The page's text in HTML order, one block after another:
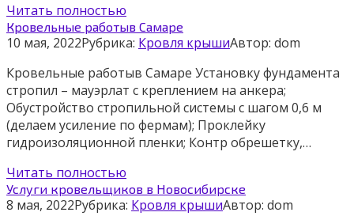
Читать полностью
Кровельные работыв Самаре
10 мая, 2022Рубрика: Кровля крышиАвтор: dom
Кровельные работыв Самаре Установку фундамента
стропил – мауэрлат с креплением на анкера;
Обустройство стропильной системы с шагом 0,6 м
(делаем усиление по фермам); Проклейку
гидроизоляционной пленки; Контр обрешетку,…
Читать полностью
Услуги кровельщиков в Новосибирске
8 мая, 2022Рубрика: Кровля крышиАвтор: dom